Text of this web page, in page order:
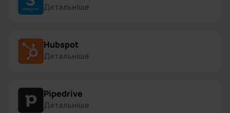
Детальніше
Hubspot
Детальніше
Pipedrive
Детальніше